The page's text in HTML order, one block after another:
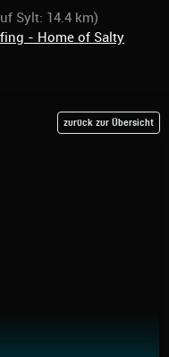
Sylt: 14.4 km)
- Home of Salty
zurück zur Übersicht